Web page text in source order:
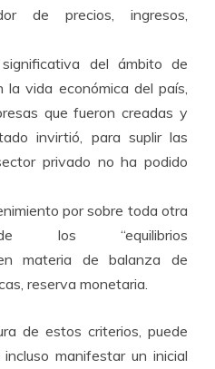
de precios, ingresos,
significativa del ámbito de
vida económica del país,
que fueron creadas y
invirtió, para suplir las
privado no ha podido
por sobre toda otra
de los “equilibrios
materia de balanza de
reserva monetaria.
criterios, puede
manifestar un inicial